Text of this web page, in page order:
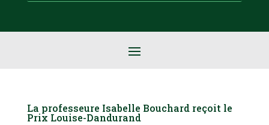
La professeure Isabelle Bouchard reçoit le
Prix Louise-Dandurand